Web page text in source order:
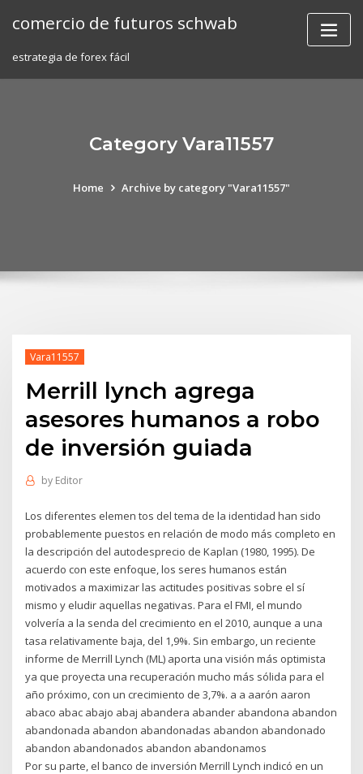
comercio de futuros schwab
estrategia de forex fácil
Category Vara11557
Home Archive by category "Vara11557"
Vara11557
Merrill lynch agrega
asesores humanos a robo
de inversión guiada
by Editor
Los diferentes elemen­ tos del tema de la identidad han sido
probablemente puestos en relación de modo más completo en
la descripción del autodesprecio de Kaplan (1980, 1995). De
acuerdo con este enfoque, los seres humanos están
motivados a maximizar las actitudes positivas sobre el sí
mismo y eludir aquellas negativas. Para el FMI, el mundo
volvería a la senda del crecimiento en el 2010, aunque a una
tasa relativamente baja, del 1,9%. Sin embargo, un reciente
informe de Merrill Lynch (ML) aporta una visión más optimista
ya que proyecta una recuperación mucho más sólida para el
año próximo, con un crecimiento de 3,7%. a a aarón aaron
abaco abac abajo abaj abandera abander abandona abandon
abandonada abandon abandonadas abandon abandonado
abandon abandonados abandon abandonamos
Por su parte, el banco de inversión Merrill Lynch indicó en un